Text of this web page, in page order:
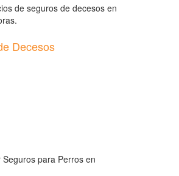
de seguros de decesos en
Decesos